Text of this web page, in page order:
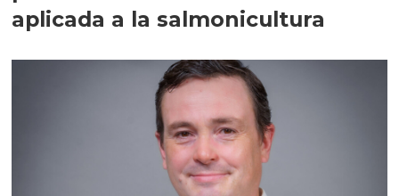
aplicada a la salmonicultura